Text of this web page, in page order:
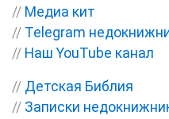
// Медиа кит
// Telegram
// Наш YouTube канал
// Детская Библия
// Записки